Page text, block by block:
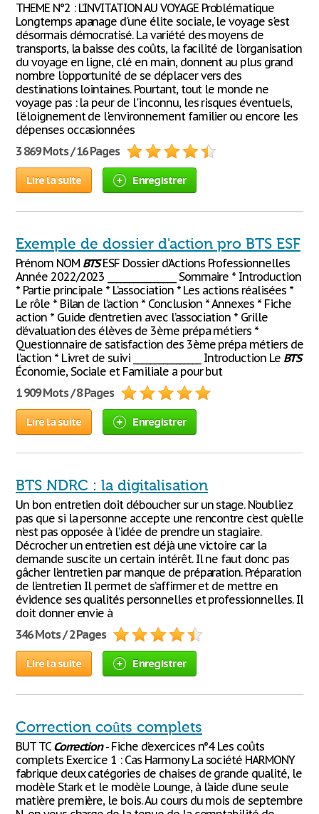
THEME N°2 : L’INVITATION AU VOYAGE Problématique
Longtemps apanage d'une élite sociale, le voyage s'est
désormais démocratisé. La variété des moyens de
transports, la baisse des coûts, la facilité de l'organisation
du voyage en ligne, clé en main, donnent au plus grand
nombre l'opportunité de se déplacer vers des
destinations lointaines. Pourtant, tout le monde ne
voyage pas : la peur de l'inconnu, les risques éventuels,
l'éloignement de l'environnement familier ou encore les
dépenses occasionnées
3 869 Mots / 16 Pages
Lire la suite Enregistrer
Exemple de dossier d'action pro BTS ESF
Prénom NOM BTSESF Dossier d’Actions Professionnelles
Année 2022/2023 ________________ Sommaire * Introduction
* Partie principale * L’association * Les actions réalisées *
Le rôle * Bilan de l’action * Conclusion * Annexes * Fiche
action * Guide d’entretien avec l’association * Grille
d’évaluation des élèves de 3ème prépa métiers *
Questionnaire de satisfaction des 3ème prépa métiers de
l’action * Livret de suivi ________________ Introduction Le BTS
Économie, Sociale et Familiale a pour but
1 909 Mots / 8 Pages
Lire la suite Enregistrer
BTS NDRC : la digitalisation
Un bon entretien doit déboucher sur un stage. N’oubliez
pas que si la personne accepte une rencontre c’est qu’elle
n’est pas opposée à l’idée de prendre un stagiaire.
Décrocher un entretien est déjà une victoire car la
demande suscite un certain intérêt. Il ne faut donc pas
gâcher l’entretien par manque de préparation. Préparation
de l’entretien Il permet de s’affirmer et de mettre en
évidence ses qualités personnelles et professionnelles. Il
doit donner envie à
346 Mots / 2 Pages
Lire la suite Enregistrer
Correction coûts complets
BUT TCCorrection- Fiche d’exercices n°4 Les coûts
complets Exercice 1 : Cas Harmony La société HARMONY
fabrique deux catégories de chaises de grande qualité, le
modèle Stark et le modèle Lounge, à l’aide d’une seule
matière première, le bois. Au cours du mois de septembre